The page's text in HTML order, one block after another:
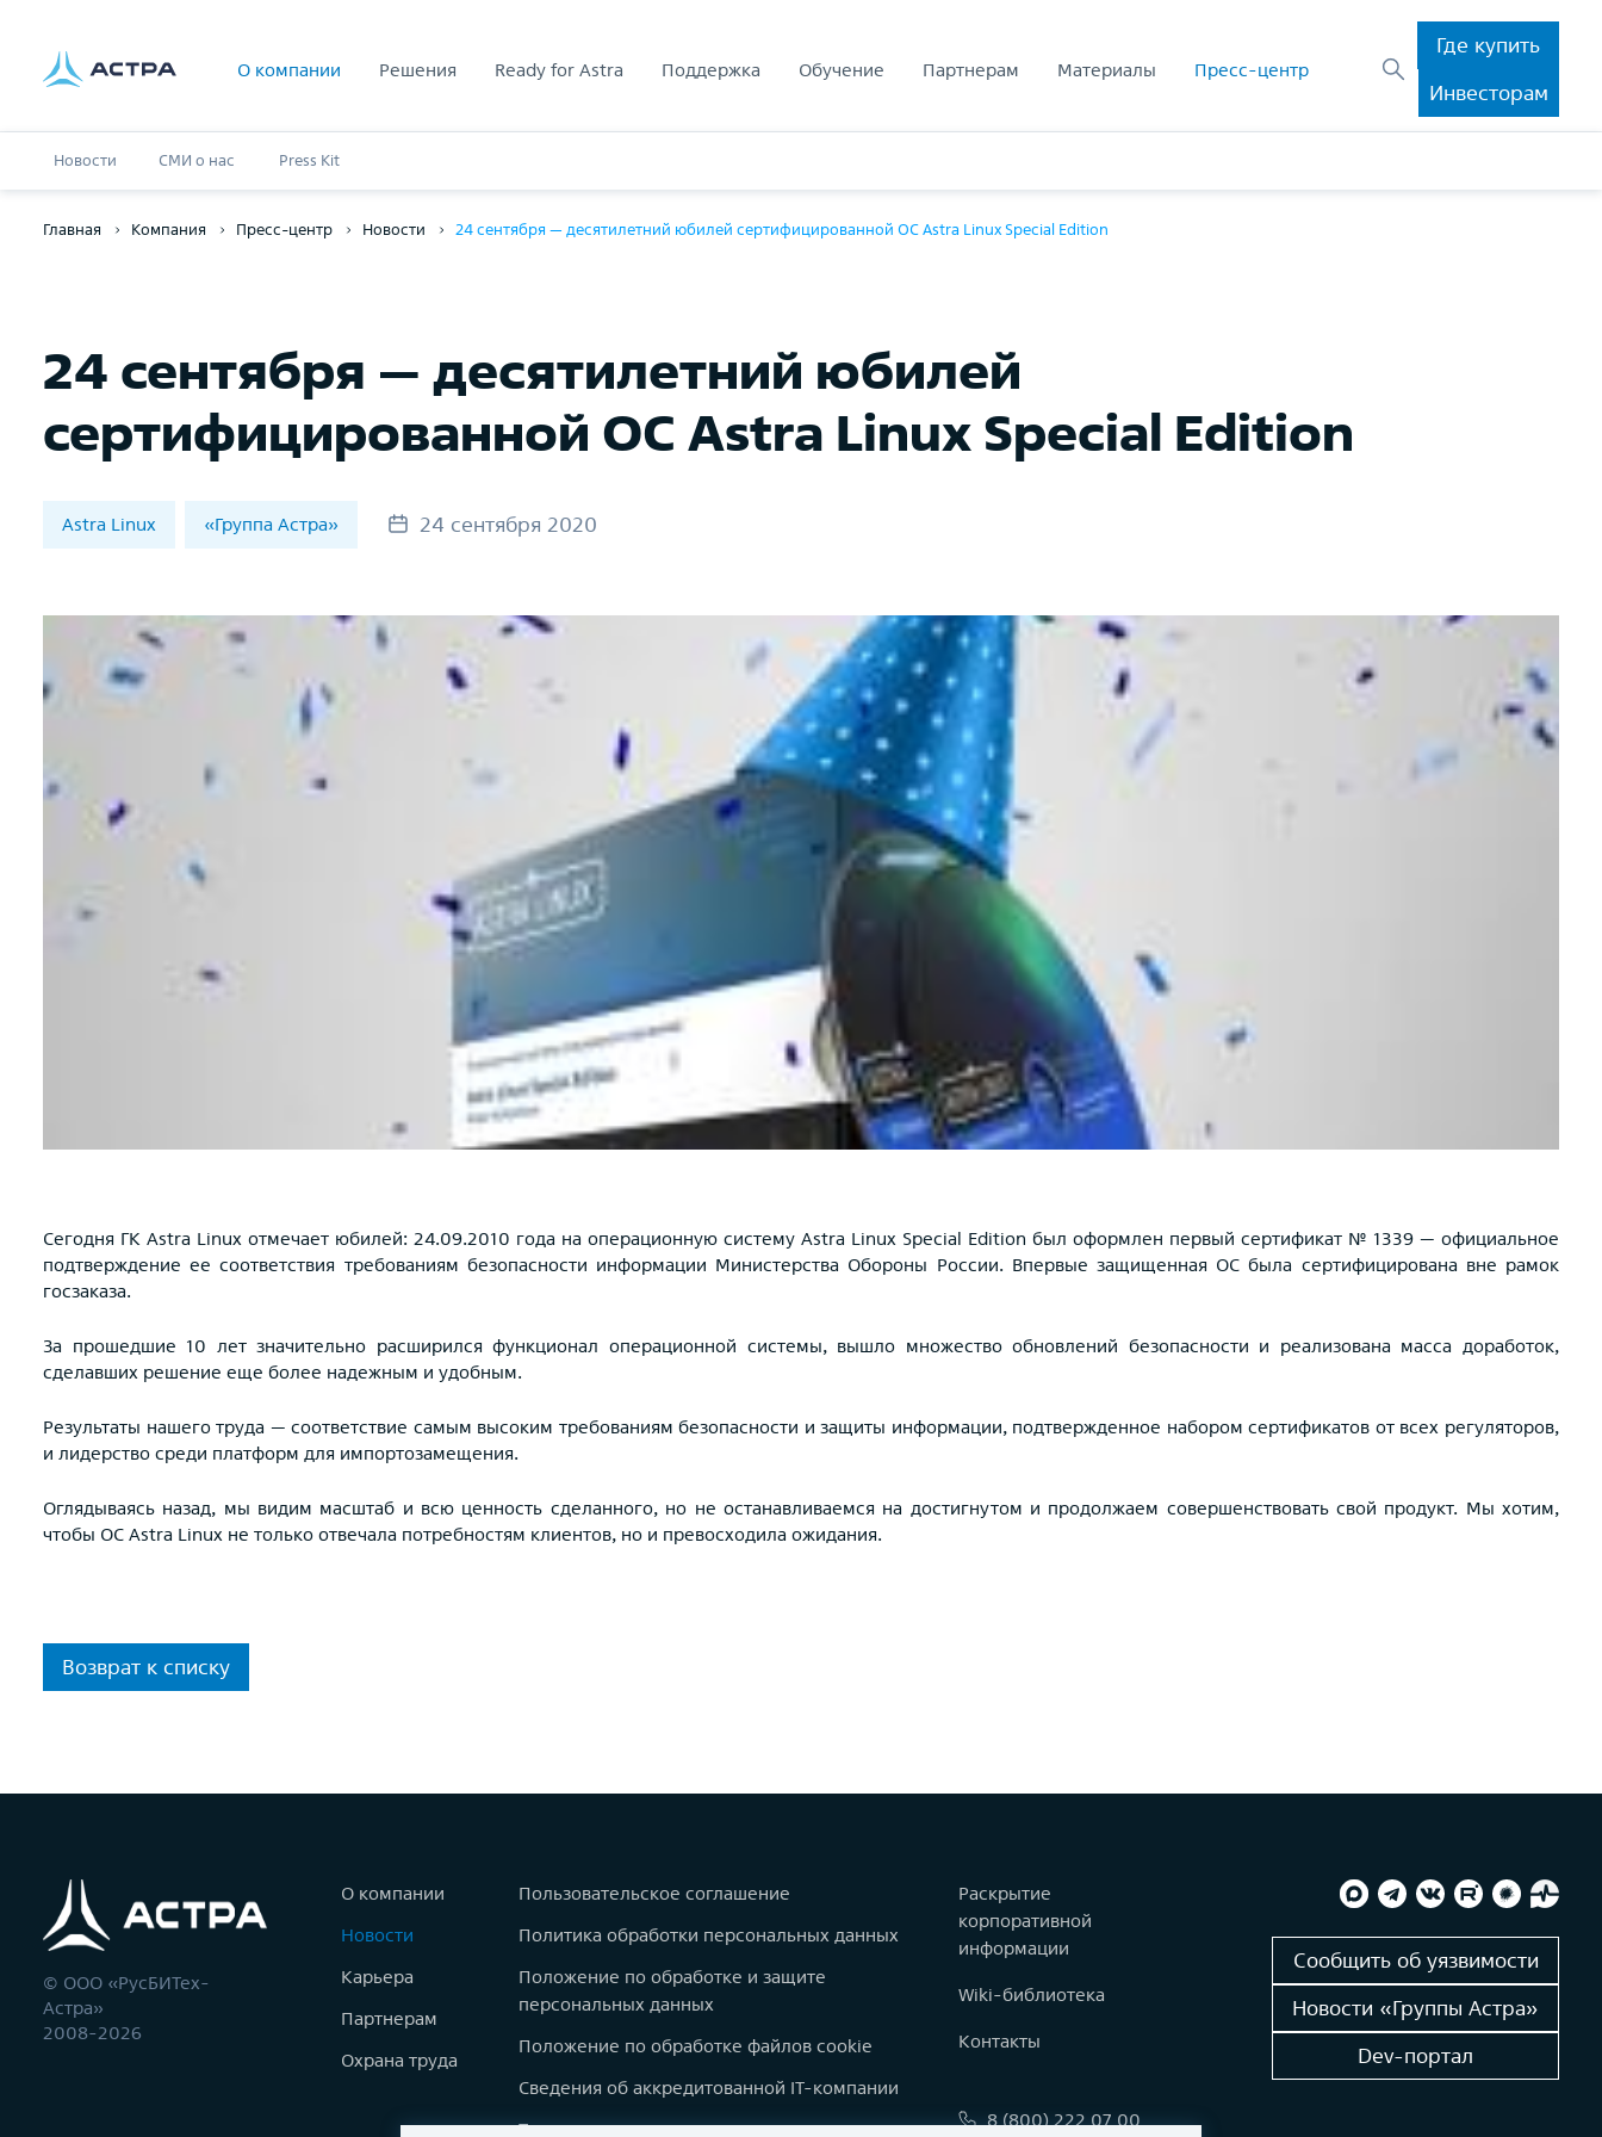
О компании Решения Ready for Astra Поддержка Обучение Партнерам Материалы Пресс-центр
Где купить
Инвесторам
Новости СМИ о нас Press Kit
Главная Компания Пресс-центр Новости 24 сентября — десятилетний юбилей сертифицированной ОС Astra Linux Special Edition
24 сентября — десятилетний юбилей
сертифицированной ОС Astra Linux Special Edition
Astra Linux «Группа Астра» 24 сентября 2020
Сегодня ГК Astra Linux отмечает юбилей: 24.09.2010 года на операционную систему Astra Linux Special Edition был оформлен первый сертификат № 1339 — официальное
подтверждение ее соответствия требованиям безопасности информации Министерства Обороны России. Впервые защищенная ОС была сертифицирована вне рамок
госзаказа.
За прошедшие 10 лет значительно расширился функционал операционной системы, вышло множество обновлений безопасности и реализована масса доработок,
сделавших решение еще более надежным и удобным.
Результаты нашего труда — соответствие самым высоким требованиям безопасности и защиты информации, подтвержденное набором сертификатов от всех регуляторов,
и лидерство среди платформ для импортозамещения.
Оглядываясь назад, мы видим масштаб и всю ценность сделанного, но не останавливаемся на достигнутом и продолжаем совершенствовать свой продукт. Мы хотим,
чтобы ОС Astra Linux не только отвечала потребностям клиентов, но и превосходила ожидания.
Возврат к списку
© ООО «РусБИТех-
Астра»
2008-2026
О компании
Новости
Карьера
Партнерам
Охрана труда
Пользовательское соглашение
Политика обработки персональных данных
Положение по обработке и защите
персональных данных
Положение по обработке файлов cookie
Сведения об аккредитованной IT-компании
Товарные знаки
Раскрытие
корпоративной
информации
Wiki-библиотека
Контакты
8 (800) 222 07 00
Сообщить об уязвимости
Новости «Группы Астра»
Dev-портал